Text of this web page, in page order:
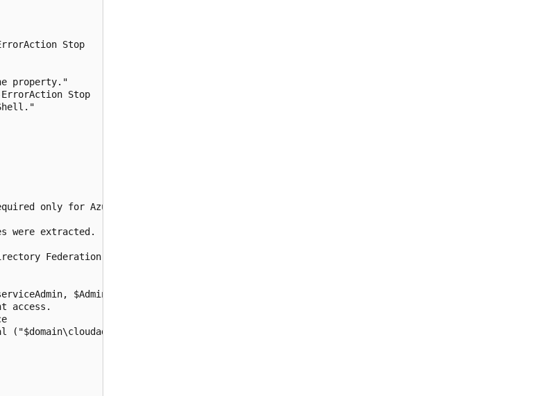
Stop
property."
Stop
only for Azure AD deployments.
were extracted.
Federation Services.
$AdminPass)
access.
("$domain\cloudadmin", $CloudAdminPass)